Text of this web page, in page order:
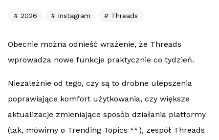
2026 Instagram Threads
Obecnie można odnieść wrażenie, że Threads
wprowadza nowe funkcje praktycznie co tydzień.
Niezależnie od tego, czy są to drobne ulepszenia
poprawiające komfort użytkowania, czy większe
aktualizacje zmieniające sposób działania platformy
(tak, mówimy o Trending Topics
), zespół Threads